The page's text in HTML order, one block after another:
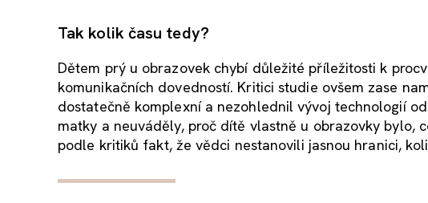
Tak kolik času tedy?
Dětem prý u obrazovek chybí důležité příležitosti k
komunikačních dovedností. Kritici studie ovšem zase
dostatečně komplexní a nezohlednil vývoj technologií
matky a neuváděly, proč dítě vlastně u obrazovky bylo,
podle kritiků fakt, že vědci nestanovili jasnou hranici,